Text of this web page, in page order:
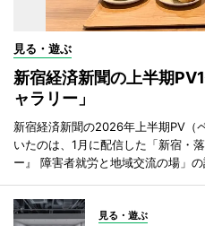
見る・遊ぶ
新宿経済新聞の上半期
ャラリー」
新宿経済新聞の2026年上半期PV（
いたのは、1月に配信した「新宿・
ー』 障害者就労と地域交流の場」の
見る・遊ぶ